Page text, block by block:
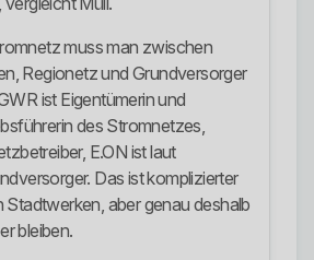
muss man zwischen
Regionetz und Grundversorger
ist Eigentümerin und
des Stromnetzes,
E.ON ist laut
Das ist komplizierter
Stadtwerken, aber genau deshalb
bleiben.